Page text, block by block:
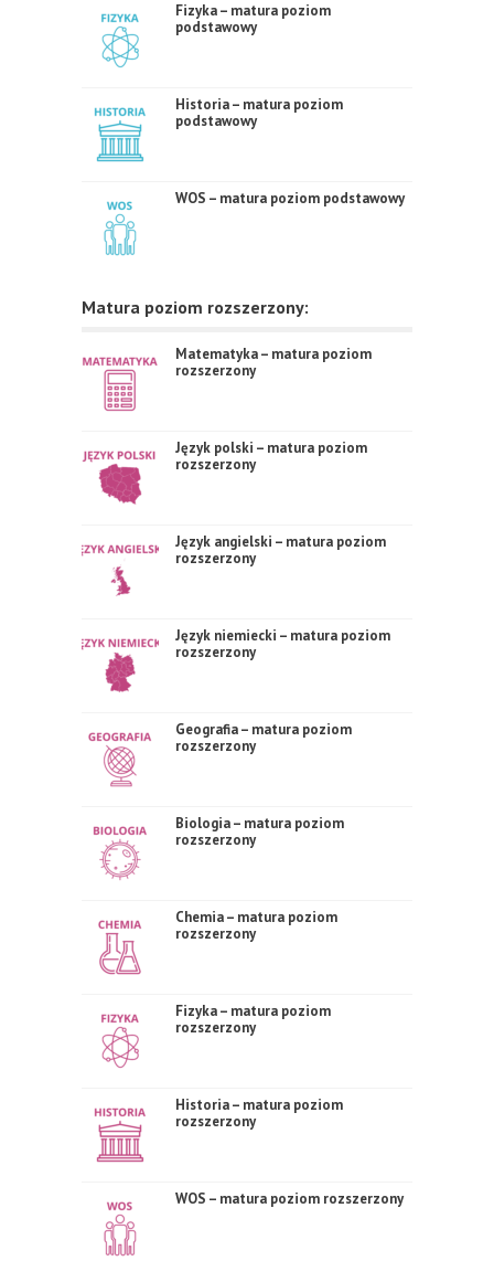
Fizyka – matura poziom
podstawowy
Historia – matura poziom
podstawowy
WOS – matura poziom podstawowy
Matura poziom rozszerzony:
Matematyka – matura poziom
rozszerzony
Język polski – matura poziom
rozszerzony
Język angielski – matura poziom
rozszerzony
Język niemiecki – matura poziom
rozszerzony
Geografia – matura poziom
rozszerzony
Biologia – matura poziom
rozszerzony
Chemia – matura poziom
rozszerzony
Fizyka – matura poziom
rozszerzony
Historia – matura poziom
rozszerzony
WOS – matura poziom rozszerzony